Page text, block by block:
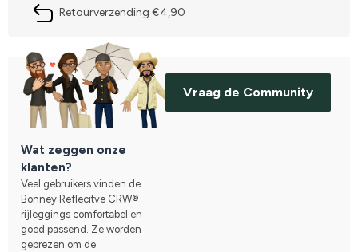
Retourverzending €4,90
Vraag de Community
Wat zeggen onze
klanten?
Veel gebruikers vinden de
Bonney Reflecitve CRW®
rijleggings comfortabel en
goed passend. Ze worden
geprezen om de